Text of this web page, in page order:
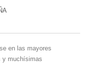
en las mayores
y muchísimas